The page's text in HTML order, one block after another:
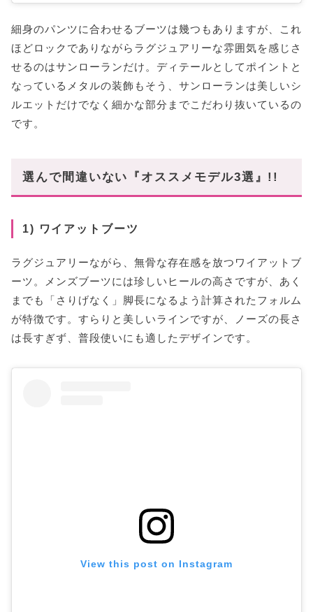
細身のパンツに合わせるブーツは幾つもありますが、これ
ほどロックでありながらラグジュアリーな雰囲気を感じさ
せるのはサンローランだけ。ディテールとしてポイントと
なっているメタルの装飾もそう、サンローランは美しいシ
ルエットだけでなく細かな部分までこだわり抜いているの
です。
選んで間違いない『オススメモデル3選』!!
1) ワイアットブーツ
ラグジュアリーながら、無骨な存在感を放つワイアットブ
ーツ。メンズブーツには珍しいヒールの高さですが、あく
までも「さりげなく」脚長になるよう計算されたフォルム
が特徴です。すらりと美しいラインですが、ノーズの長さ
は長すぎず、普段使いにも適したデザインです。
View this post on Instagram